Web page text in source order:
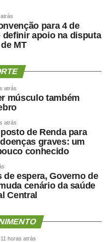
ampliou as críticas e
o Estado precisa
compromissos
precisa, antes de
tem valor. Precisa
e pessoas que
que não pretende
da disputa eleitoral.
e não aceitarei
a responsabilidade pela
mudança.
para 4 de
definir apoio na disputa
MT
atrás
músculo também
atrás
de Renda para
graves: um
conhecido
de espera, Governo de
cenário da saúde
Central
11 horas atrás